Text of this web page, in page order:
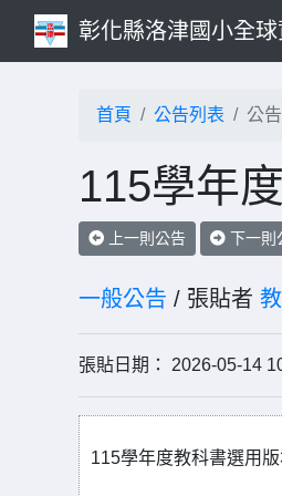
彰化縣洛津國小全球
首頁 公告列表 公
115學年
上一則公告 下一則
一般公告 / 張貼者
張貼日期： 2026-05-14
115學年度教科書選用